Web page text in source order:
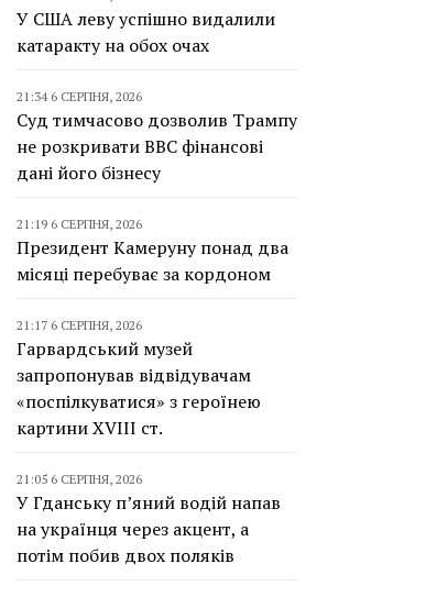
У США леву успішно видалили
катаракту на обох очах
21:34 6 СЕРПНЯ, 2026
Суд тимчасово дозволив Трампу
не розкривати BBC фінансові
дані його бізнесу
21:19 6 СЕРПНЯ, 2026
Президент Камеруну понад два
місяці перебуває за кордоном
21:17 6 СЕРПНЯ, 2026
Гарвардський музей
запропонував відвідувачам
«поспілкуватися» з героїнею
картини XVIII ст.
21:05 6 СЕРПНЯ, 2026
У Гданську п’яний водій напав
на українця через акцент, а
потім побив двох поляків